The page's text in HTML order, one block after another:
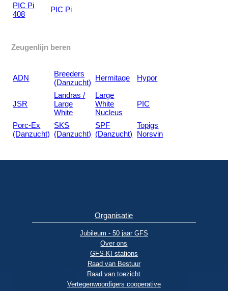
PIC Pi
408
PIC Pi
Zeugenlijn beren
ADN
Breeders
(Danzucht)
Hermitage Hypor
JSR
Landras /
Large
White
Large
White
Nucleus
PIC
Porc-Ex
(Danzucht)
SKS
(Danzucht)
SPF
(Danzucht)
Topigs
Norsvin
Organisatie
Jubileum - 50 jaar GFS
Over ons
GFS-KI stations
Raad van Bestuur
Raad van toezicht
Vertegenwoordigers cooperative